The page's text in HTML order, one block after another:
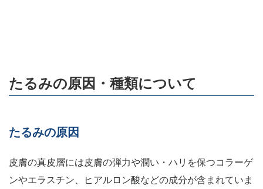
たるみの原因・種類について
たるみの原因
皮膚の真皮層には皮膚の弾力や潤い・ハリを保つコラーゲ
ンやエラスチン、ヒアルロン酸などの成分が含まれていま